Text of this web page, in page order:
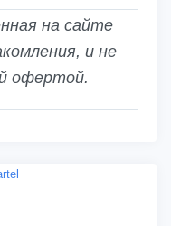
на сайте
и не
офертой.